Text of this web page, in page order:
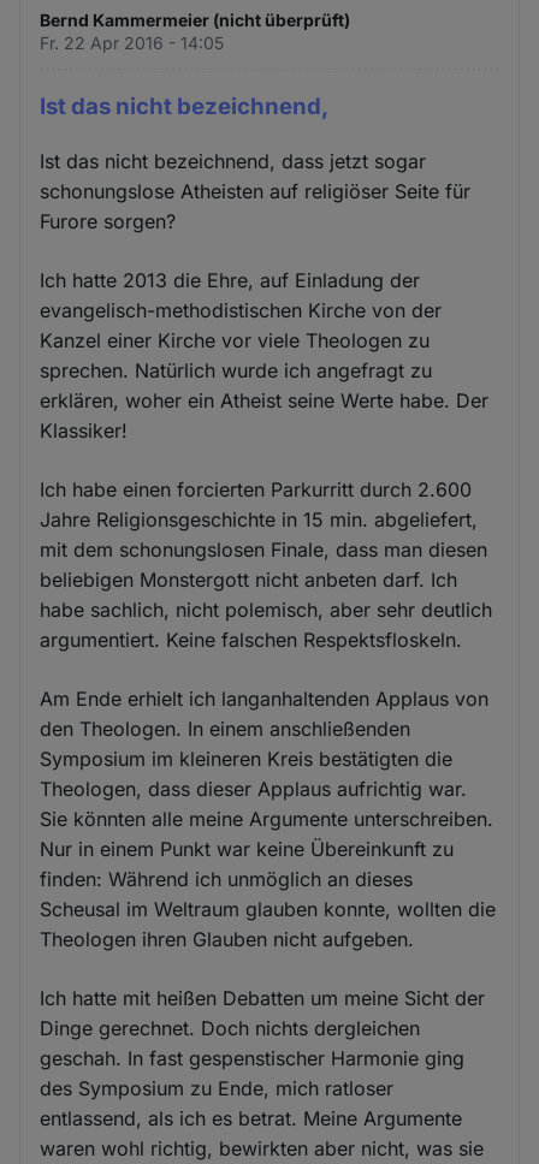
Bernd Kammermeier (nicht überprüft)
Fr. 22 Apr 2016 - 14:05
Ist das nicht bezeichnend,
Ist das nicht bezeichnend, dass jetzt sogar
schonungslose Atheisten auf religiöser Seite für
Furore sorgen?
Ich hatte 2013 die Ehre, auf Einladung der
evangelisch-methodistischen Kirche von der
Kanzel einer Kirche vor viele Theologen zu
sprechen. Natürlich wurde ich angefragt zu
erklären, woher ein Atheist seine Werte habe. Der
Klassiker!
Ich habe einen forcierten Parkurritt durch 2.600
Jahre Religionsgeschichte in 15 min. abgeliefert,
mit dem schonungslosen Finale, dass man diesen
beliebigen Monstergott nicht anbeten darf. Ich
habe sachlich, nicht polemisch, aber sehr deutlich
argumentiert. Keine falschen Respektsfloskeln.
Am Ende erhielt ich langanhaltenden Applaus von
den Theologen. In einem anschließenden
Symposium im kleineren Kreis bestätigten die
Theologen, dass dieser Applaus aufrichtig war.
Sie könnten alle meine Argumente unterschreiben.
Nur in einem Punkt war keine Übereinkunft zu
finden: Während ich unmöglich an dieses
Scheusal im Weltraum glauben konnte, wollten die
Theologen ihren Glauben nicht aufgeben.
Ich hatte mit heißen Debatten um meine Sicht der
Dinge gerechnet. Doch nichts dergleichen
geschah. In fast gespenstischer Harmonie ging
des Symposium zu Ende, mich ratloser
entlassend, als ich es betrat. Meine Argumente
waren wohl richtig, bewirkten aber nicht, was sie